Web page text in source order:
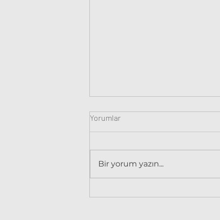
Yorumlar
Bir yorum yazın...